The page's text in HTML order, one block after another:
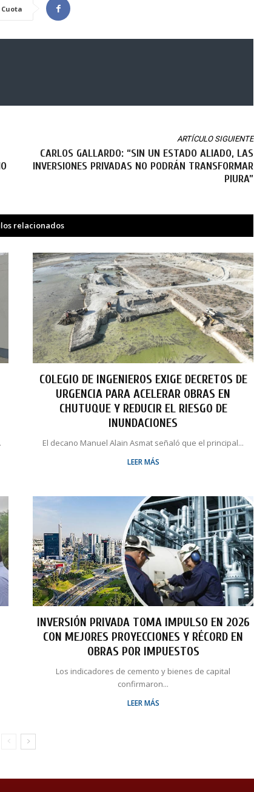
Cuota
ARTÍCULO SIGUIENTE
CARLOS GALLARDO: “SIN UN ESTADO ALIADO, LAS
INVERSIONES PRIVADAS NO PODRÁN TRANSFORMAR
PIURA”
relacionados
COLEGIO DE INGENIEROS EXIGE DECRETOS DE
URGENCIA PARA ACELERAR OBRAS EN
CHUTUQUE Y REDUCIR EL RIESGO DE
INUNDACIONES
El decano Manuel Alain Asmat señaló que el principal...
LEER MÁS
INVERSIÓN PRIVADA TOMA IMPULSO EN 2026
CON MEJORES PROYECCIONES Y RÉCORD EN
OBRAS POR IMPUESTOS
Los indicadores de cemento y bienes de capital
confirmaron...
LEER MÁS